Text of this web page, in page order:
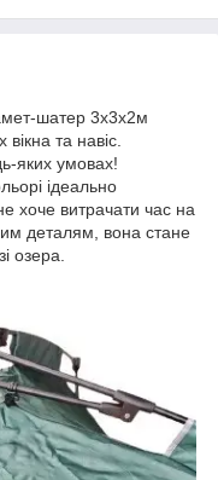
шатер 3х3х2м
та навіс.
яких умовах!
ідеально
хоче витрачати час на
деталям, вона стане
озера.